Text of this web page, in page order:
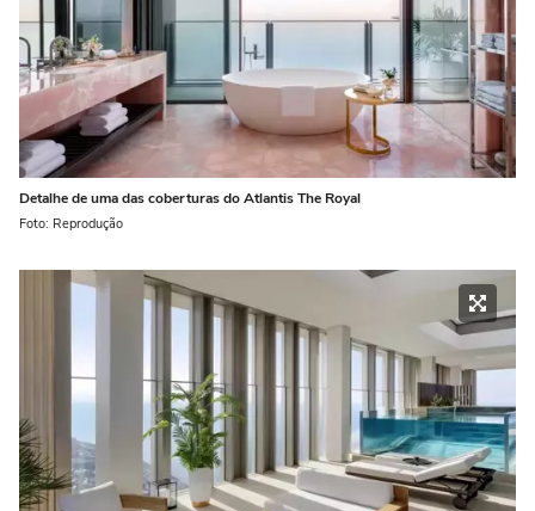
Detalhe de uma das coberturas do Atlantis The Royal
Foto: Reprodução